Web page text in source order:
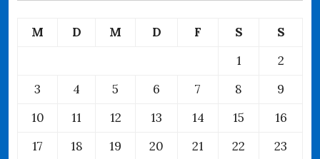
M D M D F S
S
1
2
3
4 5 6 7 8
9
10
11 12 13 14 15
16
17
18 19 20 21 22
23